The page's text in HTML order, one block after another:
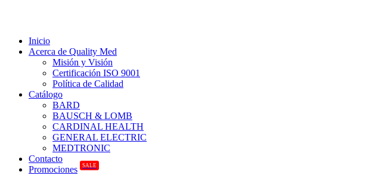
Inicio
Acerca de Quality Med
Misión y Visión
Certificación ISO 9001
Política de Calidad
Catálogo
BARD
BAUSCH & LOMB
CARDINAL HEALTH
GENERAL ELECTRIC
MEDTRONIC
Contacto
Promociones
SALE